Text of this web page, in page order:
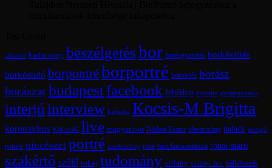
alkohol badacsony beszélgetésbor borfogyasztás borkészítés
borkóstoló borpontréborportré borvidék borász
borászat budapestfacebook fehérbor furmint gasztronómia
interjú interview kadarka Kocsis-M Brigitta
koronavírus Kékszőlő live magyar bor Nádasi Eszter olaszrizling palack pezsgő
pince pincészet portré rendezvény rozé rácz laura rebecca rónai márti
szakértő szőlő tokaj tudomány villány villányi bor vállalkozás